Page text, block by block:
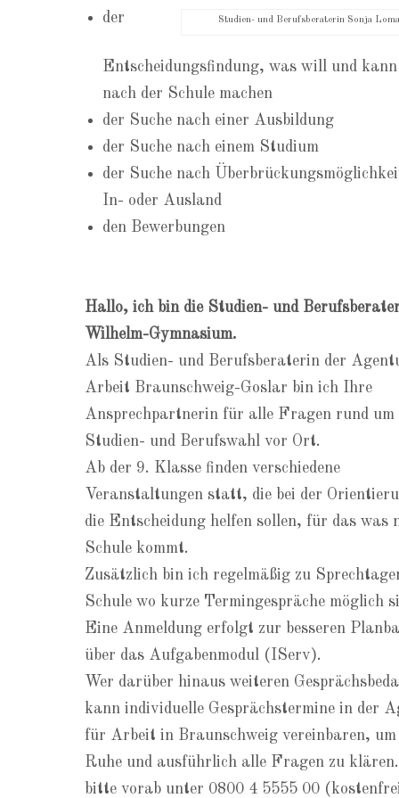
Studien- und Berufsberaterin Sonja
der
Entscheidungsfindung, was will und
nach der Schule machen
der Suche nach einer Ausbildung
der Suche nach einem Studium
der Suche nach
In- oder Ausland
den Bewerbungen
Hallo, ich bin die Studien- und
Wilhelm-Gymnasium.
Als Studien- und Berufsberaterin der
Arbeit Braunschweig-Goslar bin ich Ihre
Ansprechpartnerin für alle Fragen rund um
Studien- und Berufswahl vor Ort.
Ab der 9. Klasse finden verschiedene
Veranstaltungen statt, die bei der
die Entscheidung helfen sollen, für das was
Schule kommt.
Zusätzlich bin ich regelmäßig zu
Schule wo kurze Termingespräche möglich
Eine Anmeldung erfolgt zur besseren
über das Aufgabenmodul (IServ).
Wer darüber hinaus weiteren
kann individuelle Gesprächstermine in der
für Arbeit in Braunschweig vereinbaren,
Ruhe und ausführlich alle Fragen zu
bitte vorab unter 0800 4 5555 00